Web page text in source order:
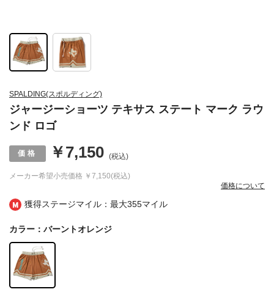
獲得ステージマイル：最大355マイル
SPALDING(スポルディング)
ジャージーショーツ テキサス ステート マーク ラウ
ンド ロゴ
メーカー希望小売価格 ￥7,150(税込)
￥7,150 (税込)
価格について
カラー：バーントオレンジ